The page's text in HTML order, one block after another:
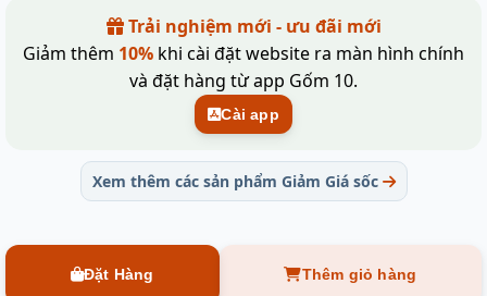
Trải nghiệm mới - ưu đãi mới
Giảm thêm 10% khi cài đặt website ra màn hình chính
và đặt hàng từ app Gốm 10.
Cài app
Xem thêm các sản phẩm Giảm Giá sốc
Đặt Hàng Thêm giỏ hàng